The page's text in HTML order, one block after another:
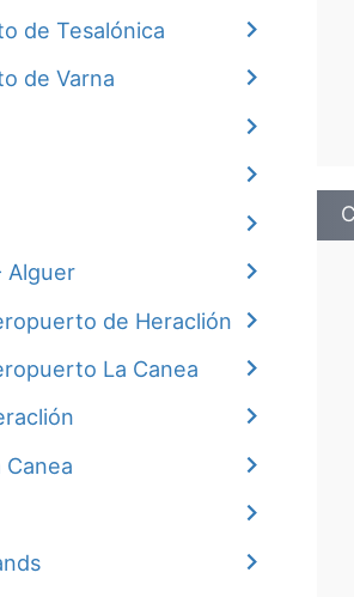
de Tesalónica
de Varna
Alguer
de Heraclión
La Canea